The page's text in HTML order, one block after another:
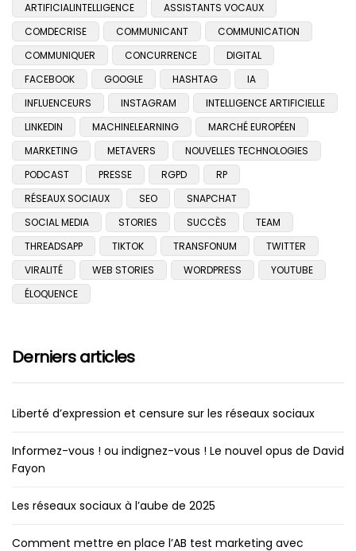
ARTIFICIALINTELLIGENCE
ASSISTANTS VOCAUX
COMDECRISE
COMMUNICANT
COMMUNICATION
COMMUNIQUER
CONCURRENCE
DIGITAL
FACEBOOK
GOOGLE HASHTAG
IA
INFLUENCEURS
INSTAGRAM
INTELLIGENCE ARTIFICIELLE
LINKEDIN
MACHINELEARNING
MARCHÉ EUROPÉEN
MARKETING
METAVERS
NOUVELLES TECHNOLOGIES
PODCAST
PRESSE RGPD
RP
RÉSEAUX SOCIAUX
SEO
SNAPCHAT
SOCIAL MEDIA
STORIES SUCCÈS
TEAM
THREADSAPP
TIKTOK TRANSFONUM
TWITTER
VIRALITÉ
WEB STORIES WORDPRESS
YOUTUBE
ÉLOQUENCE
Derniers articles
Liberté d’expression et censure sur les réseaux sociaux
Informez-vous ! ou indignez-vous ! Le nouvel opus de David
Fayon
Les réseaux sociaux à l’aube de 2025
Comment mettre en place l’AB test marketing avec